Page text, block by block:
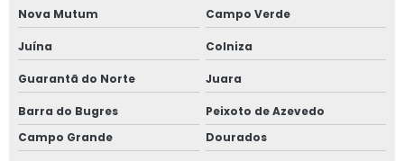
Nova Mutum Campo Verde
Juína Colniza
Guarantã do Norte Juara
Barra do Bugres
Peixoto de Azevedo
Campo Grande
Dourados